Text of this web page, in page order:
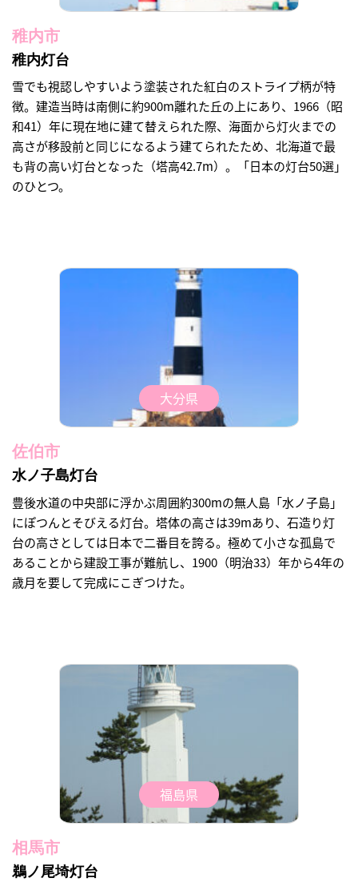
稚内市
稚内灯台
雪でも視認しやすいよう塗装された紅白のストライプ柄が特
徴。建造当時は南側に約900m離れた丘の上にあり、1966（昭
和41）年に現在地に建て替えられた際、海面から灯火までの
高さが移設前と同じになるよう建てられたため、北海道で最
も背の高い灯台となった（塔高42.7m）。「日本の灯台50選」
のひとつ。
大分県
佐伯市
水ノ子島灯台
豊後水道の中央部に浮かぶ周囲約300mの無人島「水ノ子島」
にぽつんとそびえる灯台。塔体の高さは39mあり、石造り灯
台の高さとしては日本で二番目を誇る。極めて小さな孤島で
あることから建設工事が難航し、1900（明治33）年から4年の
歳月を要して完成にこぎつけた。
福島県
相馬市
鵜ノ尾埼灯台